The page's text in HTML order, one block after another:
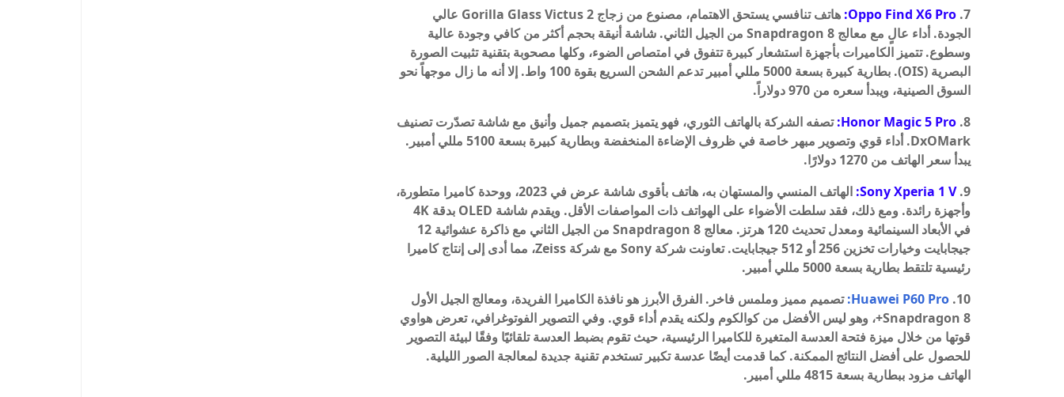
7.
Oppo Find X6 Pro:
هاتف تنافسي يستحق الاهتمام، مصنوع من زجاج Gorilla Glass Victus 2 عالي
الجودة. أداء عالٍ مع معالج Snapdragon 8 من الجيل الثاني. شاشة أنيقة بحجم أكثر من كافي وجودة عالية
وسطوع. تتميز الكاميرات بأجهزة استشعار كبيرة تتفوق في امتصاص الضوء، وكلها مصحوبة بتقنية تثبيت الصورة
البصرية (OIS). بطارية كبيرة بسعة 5000 مللي أمبير تدعم الشحن السريع بقوة 100 واط. إلا أنه ما زال موجهاً نحو
السوق الصينية، ويبدأ سعره من 970 دولاراً.
8.
Honor Magic 5 Pro: تصفه الشركة بالهاتف الثوري، فهو يتميز بتصميم جميل وأنيق مع شاشة تصدّرت تصنيف
DxOMark. أداء قوي وتصوير مبهر خاصة في ظروف الإضاءة المنخفضة وبطارية كبيرة بسعة 5100 مللي أمبير.
يبدأ سعر الهاتف من 1270 دولارًا.
9.
Sony Xperia 1 V:
الهاتف المنسي والمستهان به، هاتف بأقوى شاشة عرض في 2023، ووحدة كاميرا متطورة،
وأجهزة رائدة. ومع ذلك، فقد سلطت الأضواء على الهواتف ذات المواصفات الأقل. ويقدم شاشة OLED بدقة 4K
في الأبعاد السينمائية ومعدل تحديث 120 هرتز. معالج Snapdragon 8 من الجيل الثاني مع ذاكرة عشوائية 12
جيجابايت وخيارات تخزين 256 أو 512 جيجابايت. تعاونت شركة Sony مع شركة Zeiss، مما أدى إلى إنتاج كاميرا
رئيسية تلتقط بطارية بسعة 5000 مللي أمبير.
10.
Huawei P60 Pro:
تصميم مميز وملمس فاخر. الفرق الأبرز هو نافذة الكاميرا الفريدة، ومعالج الجيل الأول
Snapdragon 8+، وهو ليس الأفضل من كوالكوم ولكنه يقدم أداء قوي. وفي التصوير الفوتوغرافي، تعرض هواوي
قوتها من خلال ميزة فتحة العدسة المتغيرة للكاميرا الرئيسية، حيث تقوم بضبط العدسة تلقائيًا وفقًا لبيئة التصوير
للحصول على أفضل النتائج الممكنة. كما قدمت أيضًا عدسة تكبير تستخدم تقنية جديدة لمعالجة الصور الليلية.
الهاتف مزود ببطارية بسعة 4815 مللي أمبير.